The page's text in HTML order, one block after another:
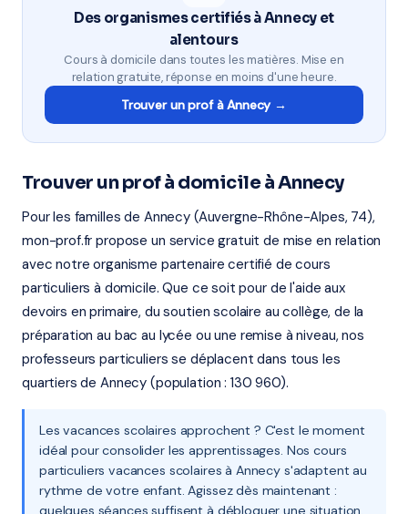
Des organismes certifiés à Annecy et
alentours
Cours à domicile dans toutes les matières. Mise en
relation gratuite, réponse en moins d'une heure.
Trouver un prof à Annecy →
Trouver un prof à domicile à Annecy
Pour les familles de Annecy (Auvergne-Rhône-Alpes, 74),
mon-prof.fr propose un service gratuit de mise en relation
avec notre organisme partenaire certifié de cours
particuliers à domicile. Que ce soit pour de l'aide aux
devoirs en primaire, du soutien scolaire au collège, de la
préparation au bac au lycée ou une remise à niveau, nos
professeurs particuliers se déplacent dans tous les
quartiers de Annecy (population : 130 960).
Les vacances scolaires approchent ? C'est le moment
idéal pour consolider les apprentissages. Nos cours
particuliers vacances scolaires à Annecy s'adaptent au
rythme de votre enfant. Agissez dès maintenant :
quelques séances suffisent à débloquer une situation.